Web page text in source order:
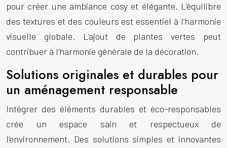
pour créer une ambiance cosy et élégante. L’équilibre
des textures et des couleurs est essentiel à l’harmonie
visuelle globale. L’ajout de plantes vertes peut
contribuer à l’harmonie générale de la décoration.
Solutions originales et durables pour
un aménagement responsable
Intégrer des éléments durables et éco-responsables
crée un espace sain et respectueux de
l’environnement. Des solutions simples et innovantes